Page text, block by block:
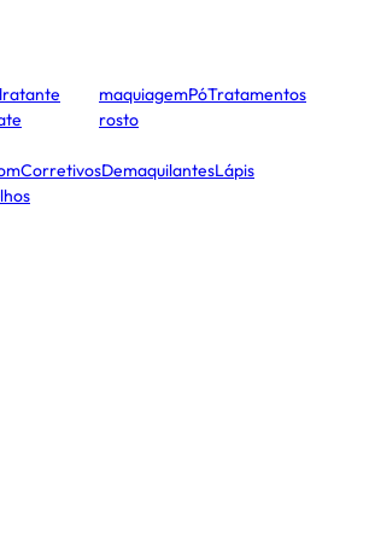
CorretivosDemaquilantesLápis
maquiagemPóTratamentos
rosto